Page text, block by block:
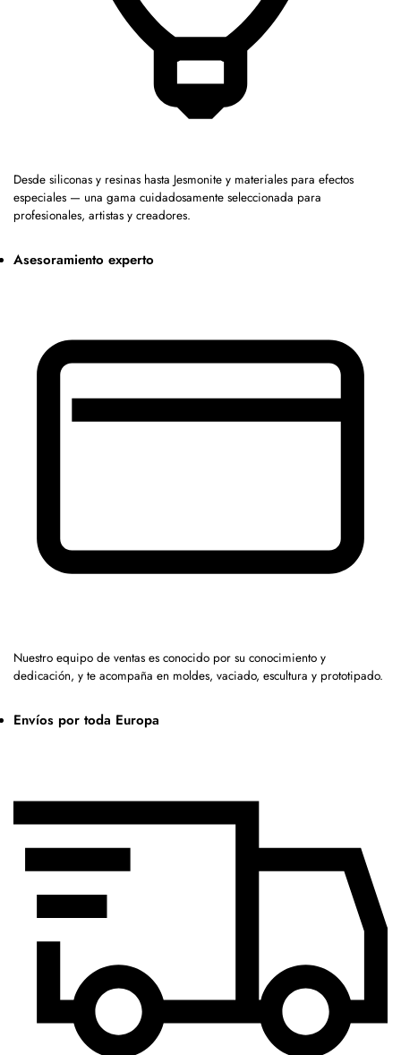
Desde siliconas y resinas hasta Jesmonite y materiales para efectos
especiales — una gama cuidadosamente seleccionada para
profesionales, artistas y creadores.
Asesoramiento experto
Nuestro equipo de ventas es conocido por su conocimiento y
dedicación, y te acompaña en moldes, vaciado, escultura y prototipado.
Envíos por toda Europa